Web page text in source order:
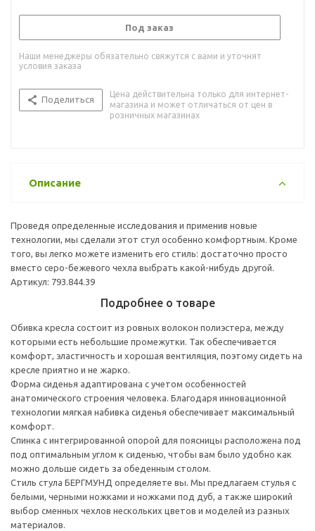
Под заказ
Наши менеджеры обязательно свяжутся с вами и уточнят
условия заказа
Поделиться
Цена действительна только для интернет-
магазина и может отличаться от цен в
розничных магазинах
Описание
Проведя определенные исследования и применив новые
технологии, мы сделали этот стул особенно комфортным. Кроме
того, вы легко можете изменить его стиль: достаточно просто
вместо серо-бежевого чехла выбрать какой-нибудь другой.
Артикул: 793.844.39
Подробнее о товаре
Обивка кресла состоит из ровных волокон полиэстера, между
которыми есть небольшие промежутки. Так обеспечивается
комфорт, эластичность и хорошая вентиляция, поэтому сидеть на
кресле приятно и не жарко.
Форма сиденья адаптирована с учетом особенностей
анатомического строения человека. Благодаря инновационной
технологии мягкая набивка сиденья обеспечивает максимальный
комфорт.
Спинка с интегрированной опорой для поясницы расположена под
под оптимальным углом к сиденью, чтобы вам было удобно как
можно дольше сидеть за обеденным столом.
Стиль стула БЕРГМУНД определяете вы. Мы предлагаем стулья с
белыми, черными ножками и ножками под дуб, а также широкий
выбор сменных чехлов нескольких цветов и моделей из разных
материалов.